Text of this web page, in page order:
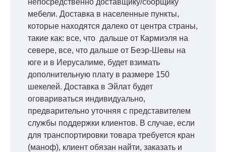
мебели. Доставка в населенные пункты,
которые находятся далеко от центра страны,
такие как: все, что дальше от Кармиэля на
севере, все, что дальше от Беэр-Шевы на
юге и в Иерусалиме, будет взимать
дополнительную плату в размере 150
шекелей. Доставка в Эйлат будет
оговариваться индивидуально,
предварительно уточняя с представителем
службы поддержки клиентов. В случае, если
для транспортировки товара требуется кран
(маноф), клиент обязан найти, заказать и